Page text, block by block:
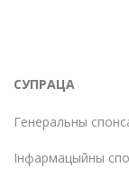
СУПРАЦА
Генеральны
Інфармацыйны